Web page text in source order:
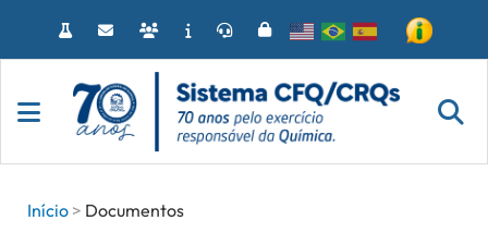
o
Início
Documentos